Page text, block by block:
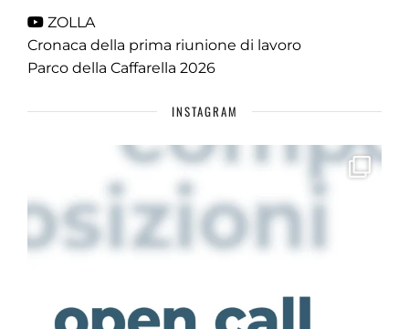
ZOLLA
Cronaca della prima riunione di lavoro
Parco della Caffarella 2026
INSTAGRAM